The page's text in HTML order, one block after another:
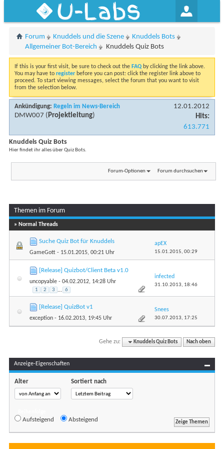
U-Labs
Forum Knuddels und die Szene
Knuddels Bots
Allgemeiner Bot-Bereich
Knuddels Quiz Bots
If this is your first visit, be sure to check out the FAQ by clicking the link above.
You may have to register before you can post: click the register link above to
proceed. To start viewing messages, select the forum that you want to visit
from the selection below.
Ankündigung: Regeln im News-Bereich
DMW007 (Projektleitung)
12.01.2012
Hits:
613.771
Knuddels Quiz Bots
Hier findet ihr alles über Quiz Bots.
Forum-Optionen Forum durchsuchen
Themen im Forum
» Normal Threads
Suche Quiz Bot für Knuddels
GameGott - 15.01.2015, 00:21 Uhr
apEX
15.01.2015, 00:29
[Release] Quizbot/Client Beta v1.0
uncopyable - 04.02.2012, 14:28 Uhr
1 2 3 ... 6
infected
31.10.2013, 18:46
[Release] QuizBot v1
exception - 16.02.2013, 19:45 Uhr
Snees
30.07.2013, 17:25
Gehe zu: Knuddels Quiz Bots Nach oben
Anzeige-Eigenschaften
Alter Sortiert nach
Aufsteigend Absteigend